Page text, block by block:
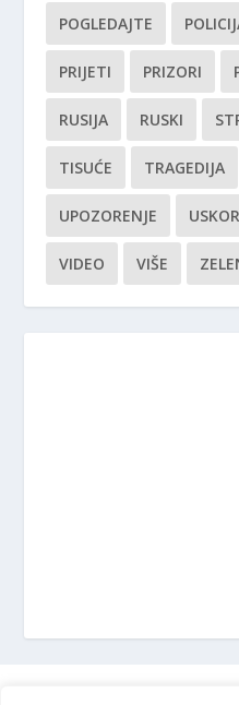
POGLEDAJTE
PRIJETI PRIZORI
RUSIJA RUSKI
TISUĆE TRAGEDIJA
UPOZORENJE
VIDEO VIŠE